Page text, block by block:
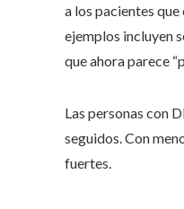
a los pacientes
ejemplos incluyen
que ahora parece
Las personas con
seguidos. Con
fuertes.